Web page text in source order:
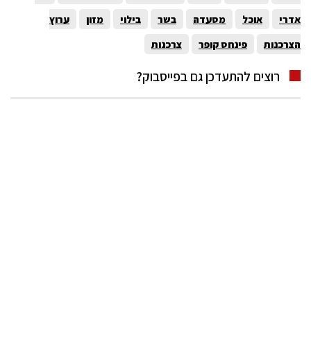
אדרי
אוכל מסעדה בשר בילוי מזון
ערוץ
הצרכנות
פינחס קופר צרכנות
רוצים להתעדכן גם בפייסבוק?